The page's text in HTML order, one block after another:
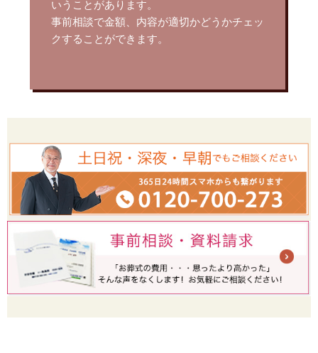
いうことがあります。
事前相談で金額、内容が適切かどうかチェッ
クすることができます。